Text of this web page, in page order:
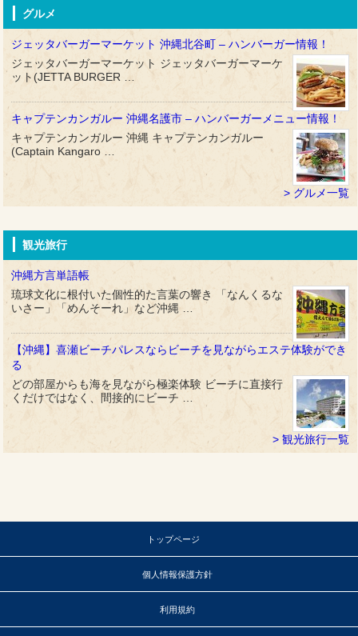
グルメ
ジェッタバーガーマーケット 沖縄北谷町 – ハンバーガー情報！
ジェッタバーガーマーケット ジェッタバーガーマーケ
ット(JETTA BURGER …
キャプテンカンガルー 沖縄名護市 – ハンバーガーメニュー情報！
キャプテンカンガルー 沖縄 キャプテンカンガルー
(Captain Kangaro …
グルメ一覧
観光旅行
沖縄方言単語帳
琉球文化に根付いた個性的た言葉の響き 「なんくるな
いさー」「めんそーれ」など沖縄 …
【沖縄】喜瀬ビーチパレスならビーチを見ながらエステ体験ができ
る
どの部屋からも海を見ながら極楽体験 ビーチに直接行
くだけではなく、間接的にビーチ …
観光旅行一覧
トップページ
個人情報保護方針
利用規約